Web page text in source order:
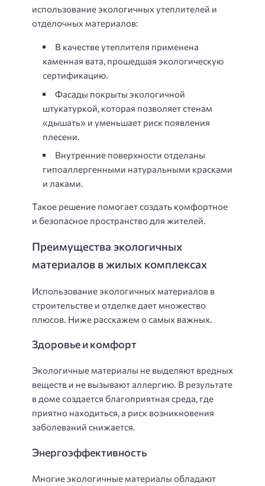
использование экологичных утеплителей и
отделочных материалов:
В качестве утеплителя применена
каменная вата, прошедшая экологическую
сертификацию.
Фасады покрыты экологичной
штукатуркой, которая позволяет стенам
«дышать» и уменьшает риск появления
плесени.
Внутренние поверхности отделаны
гипоаллергенными натуральными красками
и лаками.
Такое решение помогает создать комфортное
и безопасное пространство для жителей.
Преимущества экологичных
материалов в жилых комплексах
Использование экологичных материалов в
строительстве и отделке дает множество
плюсов. Ниже расскажем о самых важных.
Здоровье и комфорт
Экологичные материалы не выделяют вредных
веществ и не вызывают аллергию. В результате
в доме создается благоприятная среда, где
приятно находиться, а риск возникновения
заболеваний снижается.
Энергоэффективность
Многие экологичные материалы обладают